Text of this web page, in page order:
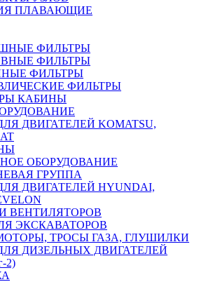
ПЛАВАЮЩИЕ
ФИЛЬТРЫ
ФИЛЬТРЫ
ФИЛЬТРЫ
ФИЛЬТРЫ
КАБИНЫ
ДВИГАТЕЛЕЙ KOMATSU,
ОБОРУДОВАНИЕ
ГРУППА
ДВИГАТЕЛЕЙ HYUNDAI,
ВЕНТИЛЯТОРОВ
ЭКСКАВАТОРОВ
ТРОСЫ ГАЗА, ГЛУШИЛКИ
ДИЗЕЛЬНЫХ ДВИГАТЕЛЕЙ
2)